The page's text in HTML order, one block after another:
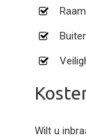
Wilt u